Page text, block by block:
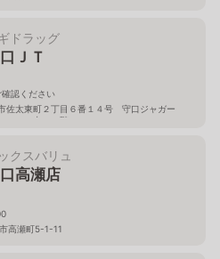
ドラッグ
ＪＴ
確認ください
佐太東町２丁目６番１４号 守口ジャガー
ＥＥＮ内 １階
クスバリュ
高瀬店
高瀬町5-1-11